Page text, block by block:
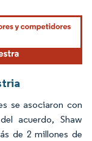
según CC BY 4.0.
se asociaron con
acuerdo, Shaw
de 2 millones de